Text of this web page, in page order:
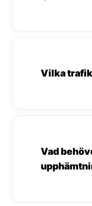
Vilka
Vad